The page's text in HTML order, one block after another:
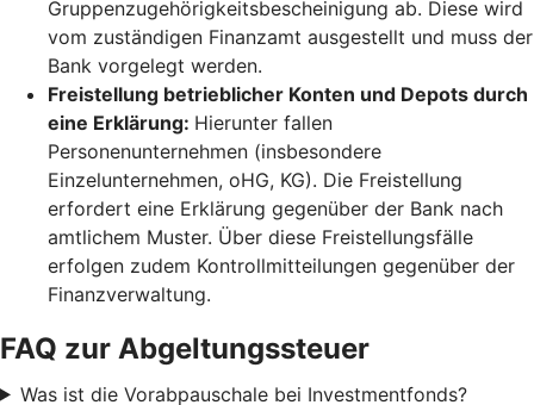
Gruppenzugehörigkeitsbescheinigung ab. Diese wird
vom zuständigen Finanzamt ausgestellt und muss der
Bank vorgelegt werden.
Freistellung betrieblicher Konten und Depots durch
eine Erklärung: Hierunter fallen
Personenunternehmen (insbesondere
Einzelunternehmen, oHG, KG). Die Freistellung
erfordert eine Erklärung gegenüber der Bank nach
amtlichem Muster. Über diese Freistellungsfälle
erfolgen zudem Kontrollmitteilungen gegenüber der
Finanzverwaltung.
FAQ zur Abgeltungssteuer
Was ist die Vorabpauschale bei Investmentfonds?